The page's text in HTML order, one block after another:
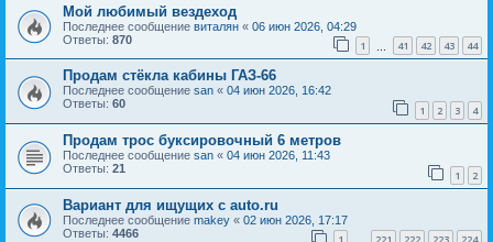
Мой любимый вездеход
Последнее сообщение виталян « 06 июн 2026, 04:29
Ответы: 870 1 41 42 43 44
Продам стёкла кабины ГАЗ-66
Последнее сообщение san « 04 июн 2026, 16:42
Ответы: 60 1 2 3 4
Продам трос буксировочный 6 метров
Последнее сообщение san « 04 июн 2026, 11:43
Ответы: 21 1 2
Вариант для ищущих с auto.ru
Последнее сообщение makey « 02 июн 2026, 17:17
Ответы: 4466